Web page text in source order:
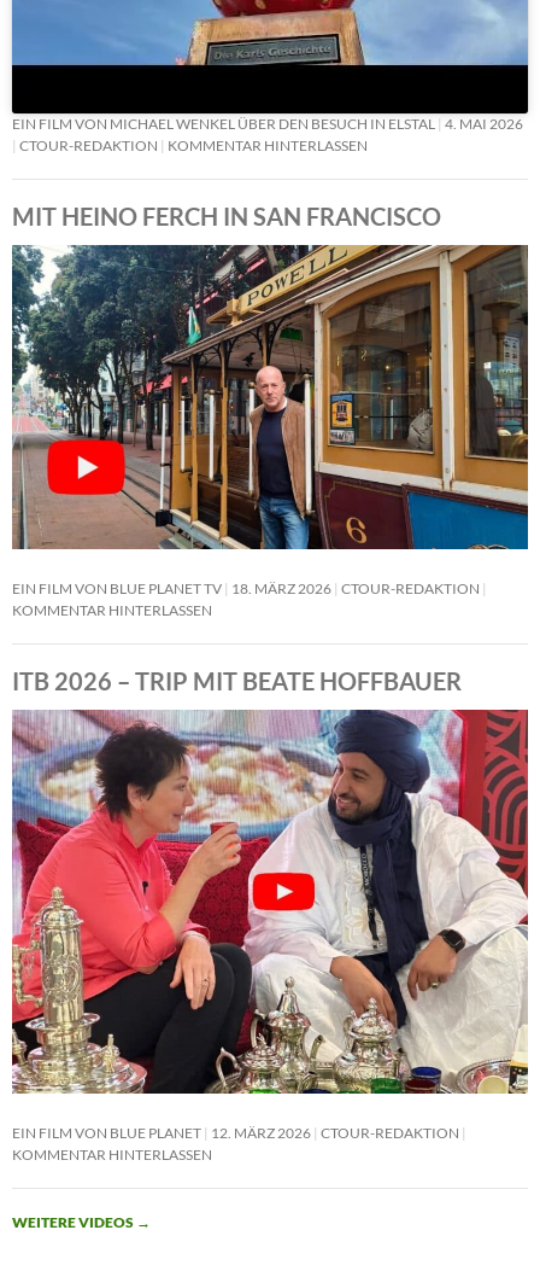
EIN FILM VON MICHAEL WENKEL ÜBER DEN BESUCH IN ELSTAL
4. MAI 2026
CTOUR-REDAKTION
KOMMENTAR HINTERLASSEN
MIT HEINO FERCH IN SAN FRANCISCO
EIN FILM VON BLUE PLANET TV 18. MÄRZ 2026 CTOUR-REDAKTION
KOMMENTAR HINTERLASSEN
ITB 2026 – TRIP MIT BEATE HOFFBAUER
EIN FILM VON BLUE PLANET 12. MÄRZ 2026 CTOUR-REDAKTION
KOMMENTAR HINTERLASSEN
WEITERE VIDEOS →